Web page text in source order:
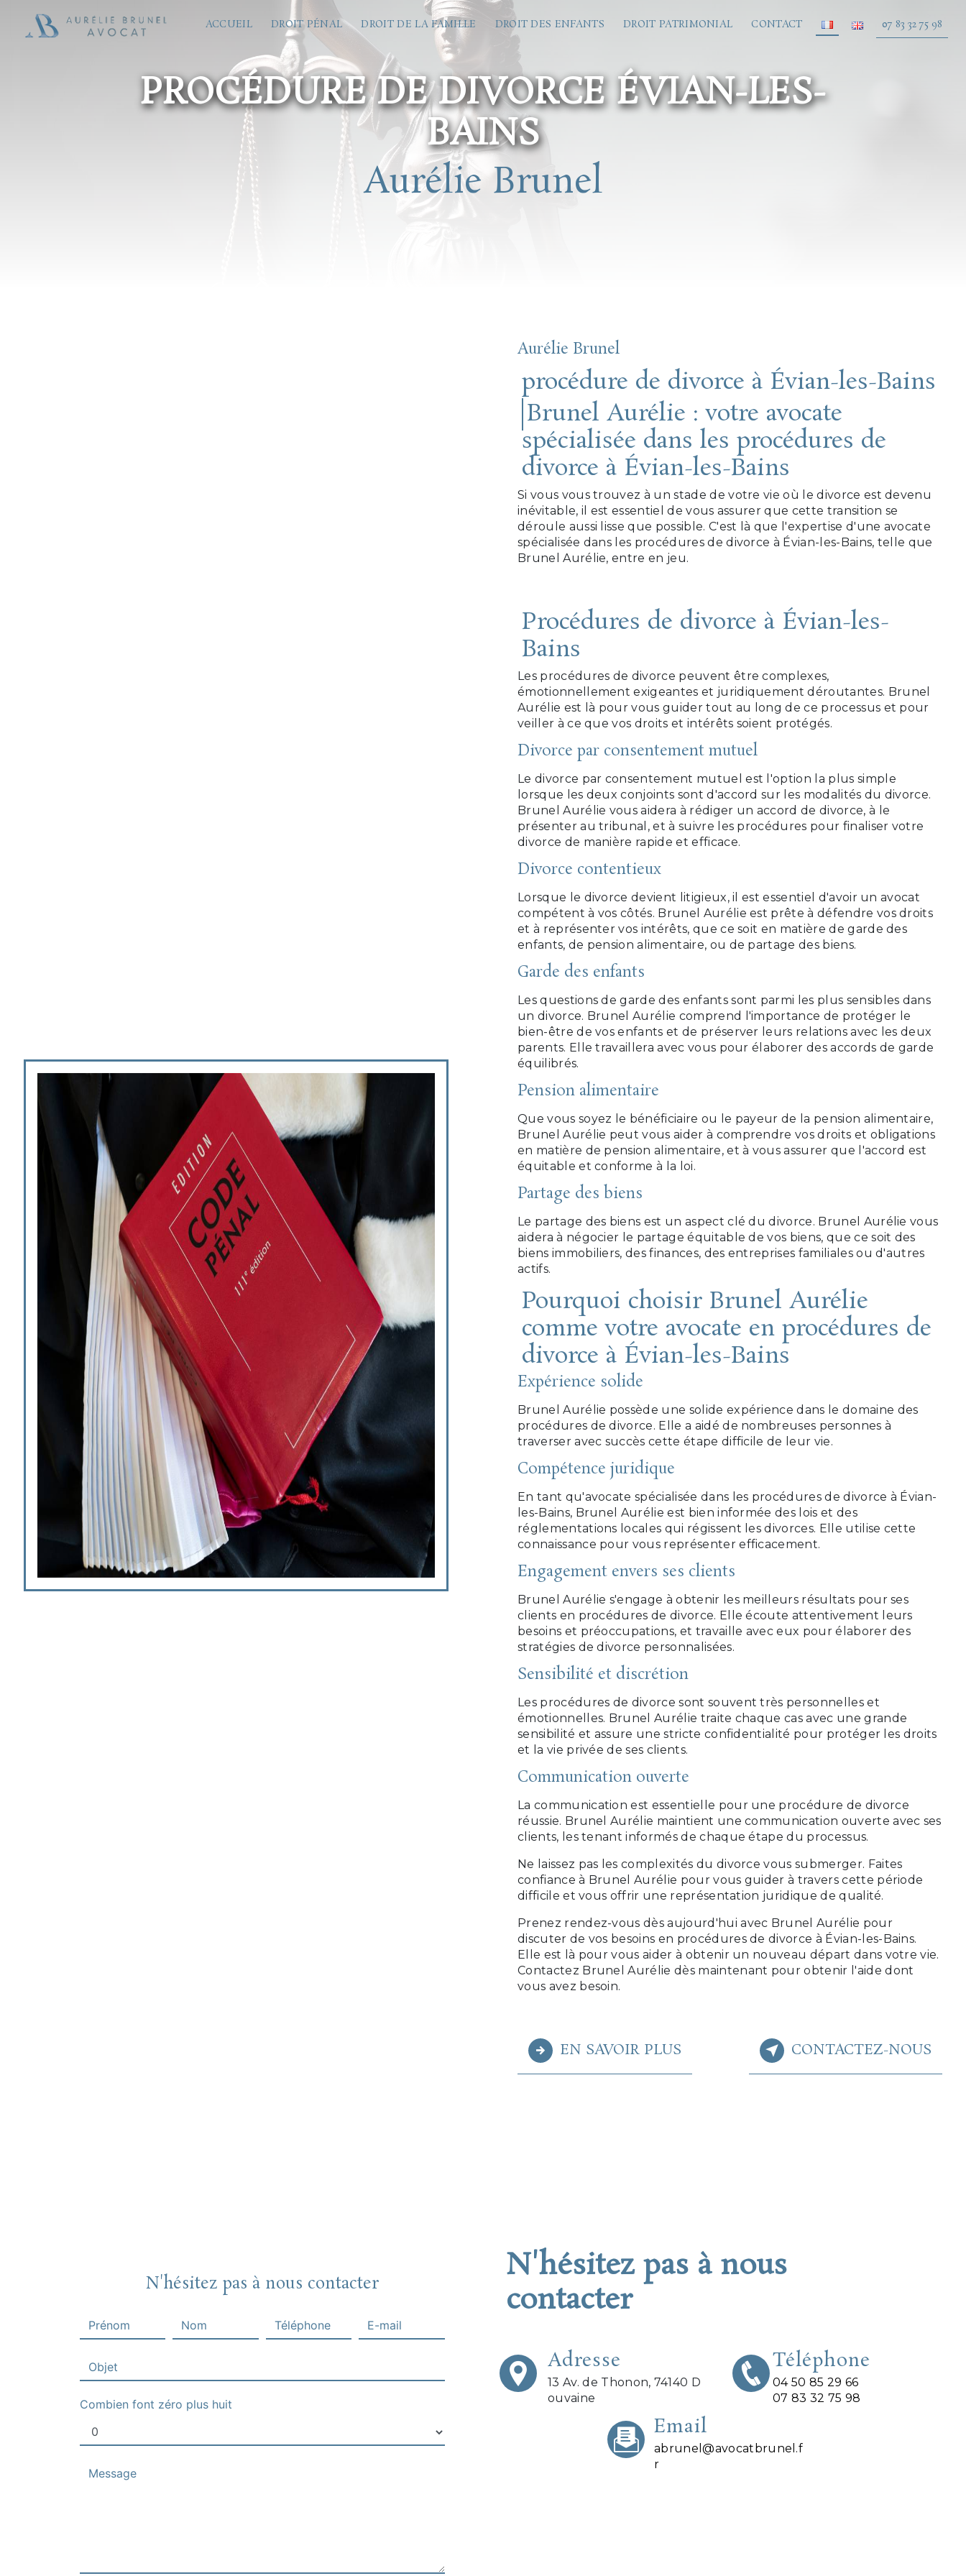
ACCUEIL DROIT PÉNAL DROIT DE LA FAMILLE DROIT DES ENFANTS DROIT PATRIMONIAL CONTACT 07 83 32 75 98
PROCÉDURE DE DIVORCE ÉVIAN-LES-
BAINS
Aurélie Brunel
Aurélie Brunel
procédure de divorce à Évian-les-Bains
Brunel Aurélie : votre avocate
spécialisée dans les procédures de
divorce à Évian-les-Bains
Si vous vous trouvez à un stade de votre vie où le divorce est devenu
inévitable, il est essentiel de vous assurer que cette transition se
déroule aussi lisse que possible. C'est là que l'expertise d'une avocate
spécialisée dans les procédures de divorce à Évian-les-Bains, telle que
Brunel Aurélie, entre en jeu.
Procédures de divorce à Évian-les-
Bains
Les procédures de divorce peuvent être complexes,
émotionnellement exigeantes et juridiquement déroutantes. Brunel
Aurélie est là pour vous guider tout au long de ce processus et pour
veiller à ce que vos droits et intérêts soient protégés.
Divorce par consentement mutuel
Le divorce par consentement mutuel est l'option la plus simple
lorsque les deux conjoints sont d'accord sur les modalités du divorce.
Brunel Aurélie vous aidera à rédiger un accord de divorce, à le
présenter au tribunal, et à suivre les procédures pour finaliser votre
divorce de manière rapide et efficace.
Divorce contentieux
Lorsque le divorce devient litigieux, il est essentiel d'avoir un avocat
compétent à vos côtés. Brunel Aurélie est prête à défendre vos droits
et à représenter vos intérêts, que ce soit en matière de garde des
enfants, de pension alimentaire, ou de partage des biens.
Garde des enfants
Les questions de garde des enfants sont parmi les plus sensibles dans
un divorce. Brunel Aurélie comprend l'importance de protéger le
bien-être de vos enfants et de préserver leurs relations avec les deux
parents. Elle travaillera avec vous pour élaborer des accords de garde
équilibrés.
Pension alimentaire
Que vous soyez le bénéficiaire ou le payeur de la pension alimentaire,
Brunel Aurélie peut vous aider à comprendre vos droits et obligations
en matière de pension alimentaire, et à vous assurer que l'accord est
équitable et conforme à la loi.
Partage des biens
Le partage des biens est un aspect clé du divorce. Brunel Aurélie vous
aidera à négocier le partage équitable de vos biens, que ce soit des
biens immobiliers, des finances, des entreprises familiales ou d'autres
actifs.
Pourquoi choisir Brunel Aurélie
comme votre avocate en procédures de
divorce à Évian-les-Bains
Expérience solide
Brunel Aurélie possède une solide expérience dans le domaine des
procédures de divorce. Elle a aidé de nombreuses personnes à
traverser avec succès cette étape difficile de leur vie.
Compétence juridique
En tant qu'avocate spécialisée dans les procédures de divorce à Évian-
les-Bains, Brunel Aurélie est bien informée des lois et des
réglementations locales qui régissent les divorces. Elle utilise cette
connaissance pour vous représenter efficacement.
Engagement envers ses clients
Brunel Aurélie s'engage à obtenir les meilleurs résultats pour ses
clients en procédures de divorce. Elle écoute attentivement leurs
besoins et préoccupations, et travaille avec eux pour élaborer des
stratégies de divorce personnalisées.
Sensibilité et discrétion
Les procédures de divorce sont souvent très personnelles et
émotionnelles. Brunel Aurélie traite chaque cas avec une grande
sensibilité et assure une stricte confidentialité pour protéger les droits
et la vie privée de ses clients.
Communication ouverte
La communication est essentielle pour une procédure de divorce
réussie. Brunel Aurélie maintient une communication ouverte avec ses
clients, les tenant informés de chaque étape du processus.
Ne laissez pas les complexités du divorce vous submerger. Faites
confiance à Brunel Aurélie pour vous guider à travers cette période
difficile et vous offrir une représentation juridique de qualité.
Prenez rendez-vous dès aujourd'hui avec Brunel Aurélie pour
discuter de vos besoins en procédures de divorce à Évian-les-Bains.
Elle est là pour vous aider à obtenir un nouveau départ dans votre vie.
Contactez Brunel Aurélie dès maintenant pour obtenir l'aide dont
vous avez besoin.
EN SAVOIR PLUS CONTACTEZ-NOUS
N'hésitez pas à nous contacter
Combien font zéro plus huit
N'hésitez pas à nous
contacter
Adresse
13 Av. de Thonon, 74140 D
ouvaine
Téléphone
04 50 85 29 66
07 83 32 75 98
Email
abrunel@avocatbrunel.f
r